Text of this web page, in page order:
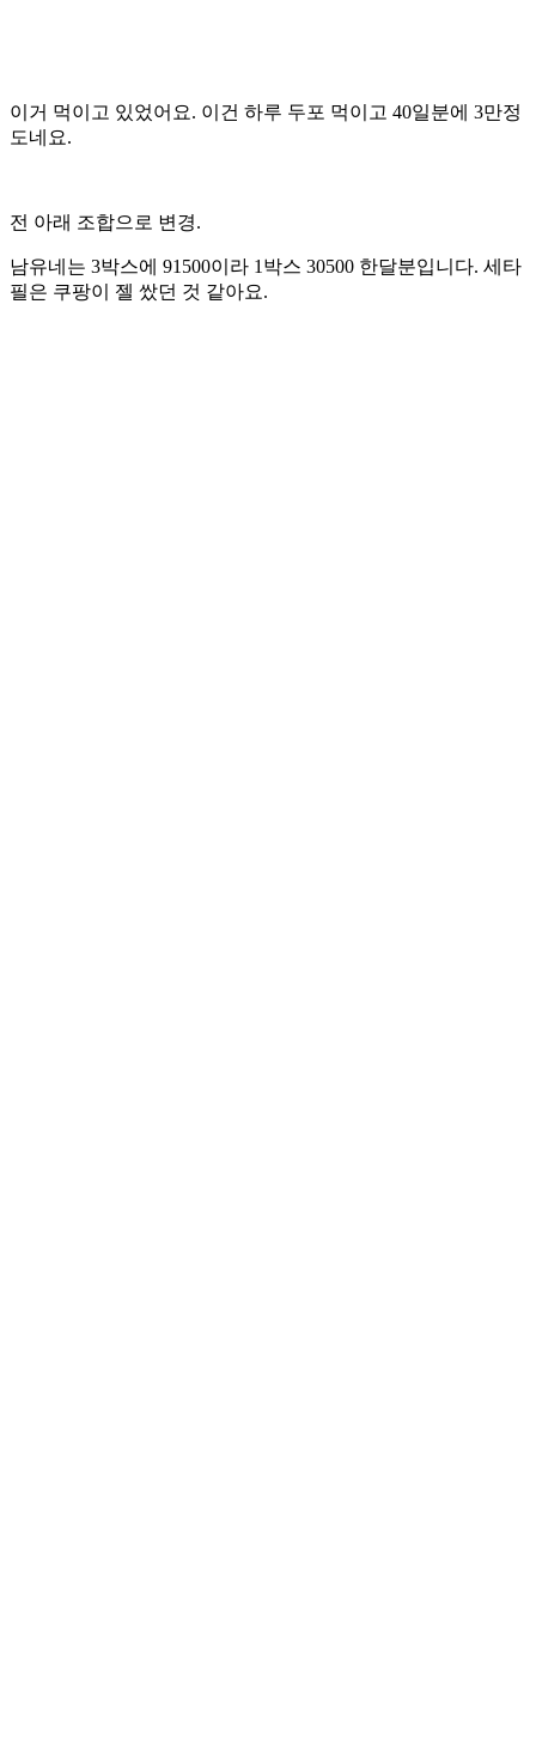
이거 먹이고 있었어요. 이건 하루 두포 먹이고 40일분에 3만정
도네요.
전 아래 조합으로 변경.
남유네는 3박스에 91500이라 1박스 30500 한달분입니다. 세타
필은 쿠팡이 젤 쌌던 것 같아요.